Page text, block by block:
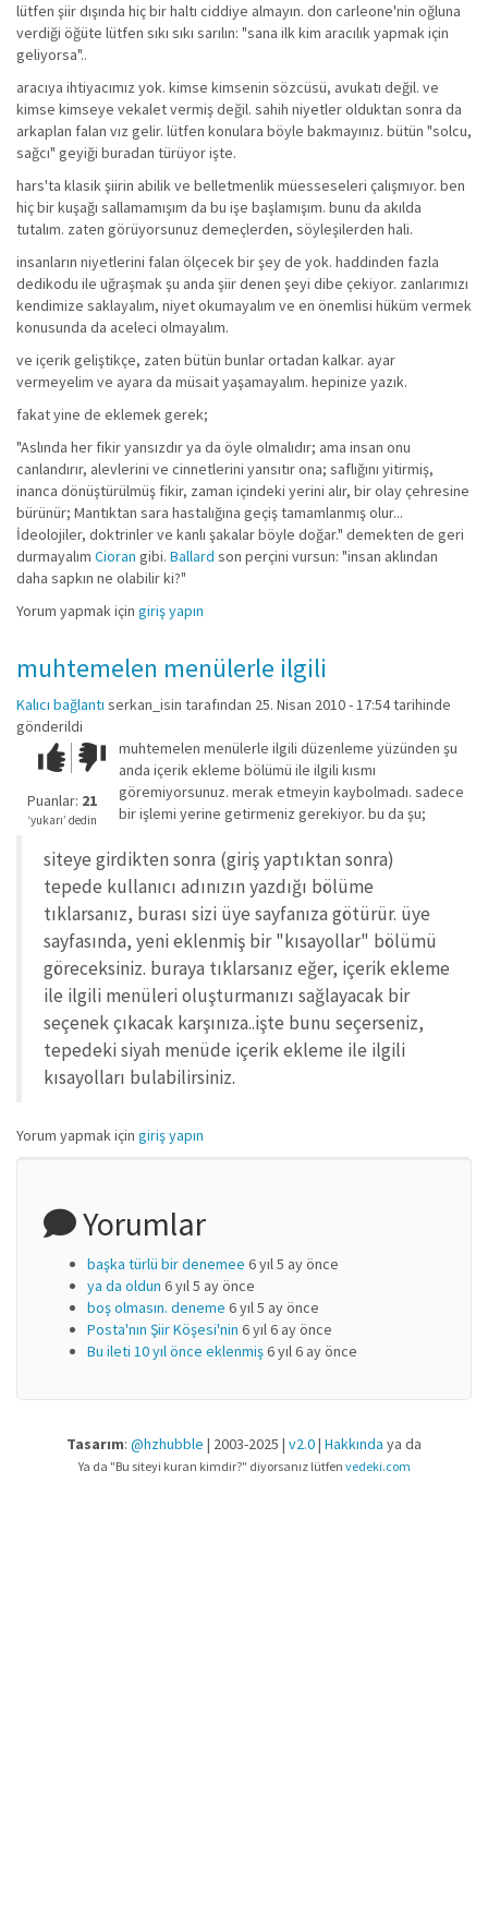
lütfen şiir dışında hiç bir haltı ciddiye almayın. don carleone'nin oğluna
verdiği öğüte lütfen sıkı sıkı sarılın: "sana ilk kim aracılık yapmak için
geliyorsa"..
aracıya ihtiyacımız yok. kimse kimsenin sözcüsü, avukatı değil. ve
kimse kimseye vekalet vermiş değil. sahih niyetler olduktan sonra da
arkaplan falan vız gelir. lütfen konulara böyle bakmayınız. bütün "solcu,
sağcı" geyiği buradan türüyor işte.
hars'ta klasik şiirin abilik ve belletmenlik müesseseleri çalışmıyor. ben
hiç bir kuşağı sallamamışım da bu işe başlamışım. bunu da akılda
tutalım. zaten görüyorsunuz demeçlerden, söyleşilerden hali.
insanların niyetlerini falan ölçecek bir şey de yok. haddinden fazla
dedikodu ile uğraşmak şu anda şiir denen şeyi dibe çekiyor. zanlarımızı
kendimize saklayalım, niyet okumayalım ve en önemlisi hüküm vermek
konusunda da aceleci olmayalım.
ve içerik geliştikçe, zaten bütün bunlar ortadan kalkar. ayar
vermeyelim ve ayara da müsait yaşamayalım. hepinize yazık.
fakat yine de eklemek gerek;
"Aslında her fikir yansızdır ya da öyle olmalıdır; ama insan onu
canlandırır, alevlerini ve cinnetlerini yansıtır ona; saflığını yitirmiş,
inanca dönüştürülmüş fikir, zaman içindeki yerini alır, bir olay çehresine
bürünür; Mantıktan sara hastalığına geçiş tamamlanmış olur...
İdeolojiler, doktrinler ve kanlı şakalar böyle doğar." demekten de geri
durmayalım Cioran gibi. Ballard son perçini vursun: "insan aklından
daha sapkın ne olabilir ki?"
Yorum yapmak için giriş yapın
muhtemelen menülerle ilgili
Kalıcı bağlantı serkan_isin tarafından 25. Nisan 2010 - 17:54 tarihinde
gönderildi
Çok iyi!O
kadar
iyi
değil!
Puanlar: 21
‘yukarı’ dedin
muhtemelen menülerle ilgili düzenleme yüzünden şu
anda içerik ekleme bölümü ile ilgili kısmı
göremiyorsunuz. merak etmeyin kaybolmadı. sadece
bir işlemi yerine getirmeniz gerekiyor. bu da şu;
siteye girdikten sonra (giriş yaptıktan sonra)
tepede kullanıcı adınızın yazdığı bölüme
tıklarsanız, burası sizi üye sayfanıza götürür. üye
sayfasında, yeni eklenmiş bir "kısayollar" bölümü
göreceksiniz. buraya tıklarsanız eğer, içerik ekleme
ile ilgili menüleri oluşturmanızı sağlayacak bir
seçenek çıkacak karşınıza..işte bunu seçerseniz,
tepedeki siyah menüde içerik ekleme ile ilgili
kısayolları bulabilirsiniz.
Yorum yapmak için giriş yapın
Yorumlar
başka türlü bir denemee 6 yıl 5 ay önce
ya da oldun 6 yıl 5 ay önce
boş olmasın. deneme 6 yıl 5 ay önce
Posta'nın Şiir Köşesi'nin 6 yıl 6 ay önce
Bu ileti 10 yıl önce eklenmiş6 yıl 6 ay önce
Tasarım: @hzhubble | 2003-2025 | v2.0| Hakkında ya da
Ya da "Bu siteyi kuran kimdir?" diyorsanız lütfen vedeki.com